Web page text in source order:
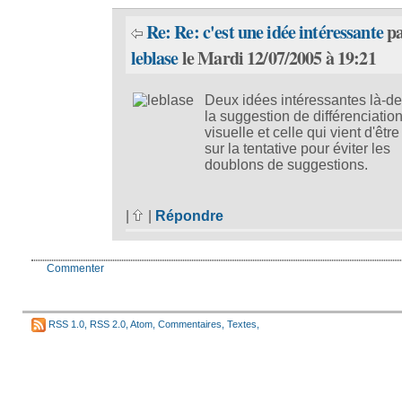
Re: Re: c'est une idée intéressante
leblasele Mardi 12/07/2005 à 19:21
Deux idées intéressantes là-
la suggestion de différenciation
visuelle et celle qui vient d'être
sur la tentative pour éviter les
doublons de suggestions.
Répondre
Commenter
RSS 1.0 RSS 2.0 Atom Commentaires Textes